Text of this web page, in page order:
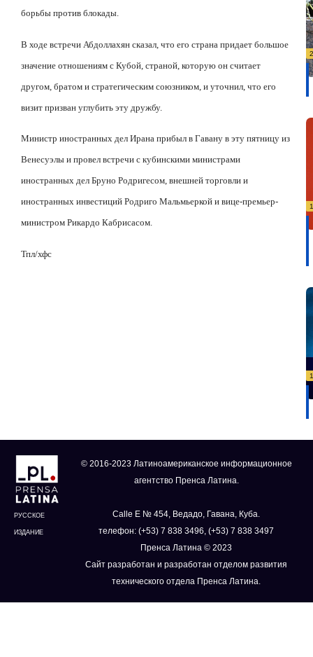
борьбы против блокады.
В ходе встречи Абдоллахян сказал, что его страна придает большое
значение отношениям с Кубой, страной, которую он считает
другом, братом и стратегическим союзником, и уточнил, что его
визит призван углубить эту дружбу.
Министр иностранных дел Ирана прибыл в Гавану в эту пятницу из
Венесуэлы и провел встречи с кубинскими министрами
иностранных дел Бруно Родригесом, внешней торговли и
иностранных инвестиций Родриго Мальмьеркой и вице-премьер-
министром Рикардо Кабрисасом.
Тпл/хфс
РУССКОЕ
ИЗДАНИЕ
© 2016-2023 Латиноамериканское информационное
агентство Пренса Латина.
Calle E № 454, Ведадо, Гавана, Куба.
телефон: (+53) 7 838 3496, (+53) 7 838 3497
Пренса Латина © 2023
Сайт разработан и разработан отделом развития
технического отдела Пренса Латина.